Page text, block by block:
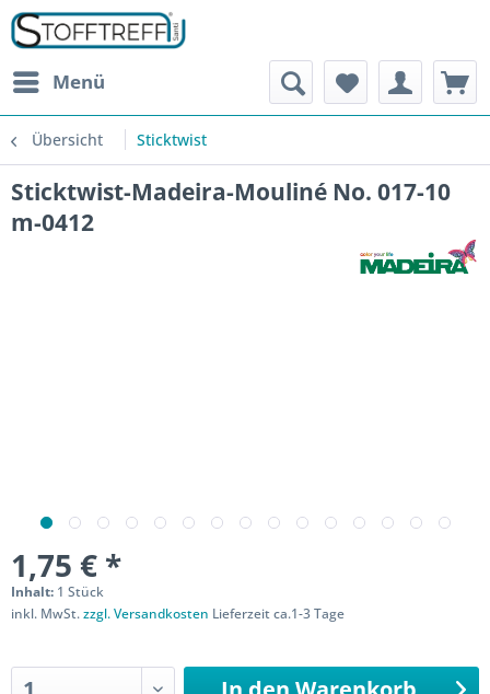
Menü
Übersicht Sticktwist
Sticktwist-Madeira-Mouliné No. 017-10
m-0412
1,75 € *
Inhalt: 1 Stück
inkl. MwSt.zzgl. Versandkosten Lieferzeit ca.1-3 Tage